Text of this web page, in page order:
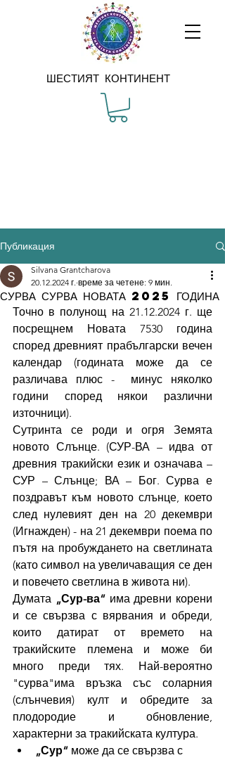
ШЕСТИЯТ КОНТИНЕНТ
Публикация
СУРВА СУРВА НОВАТА 2025 ГОДИНА
Silvana Grantcharova
20.12.2024 г. време за четене: 9 мин.
Точно в полунощ на 21.12.2024 г. ще
посрещнем Новата 7530 година
според древният прабългарски вечен
календар (годината може да се
различава плюс -  минус няколко
години според някои различни
източници).
Сутринта се роди и огря Земята
новото Слънце. (СУР-ВА – идва от
древния тракийски език и означава –
СУР – Слънце; ВА – Бог. Сурва е
поздравът към новото слънце, което
след нулевият ден на 20 декември
(Игнажден) - на 21 декември поема по
пътя на пробуждането на светлината
(като символ на увеличаващия се ден
и повечето светлина в живота ни).
Думата „Сур-ва“ има древни корени
и се свързва с вярвания и обреди,
които датират от времето на
тракийските племена и може би
много преди тях. Най-вероятно
"сурва"има връзка със соларния
(слънчевия) култ и обредите за
плодородие и обновление,
характерни за тракийската култура.
„Сур“ може да се свързва с